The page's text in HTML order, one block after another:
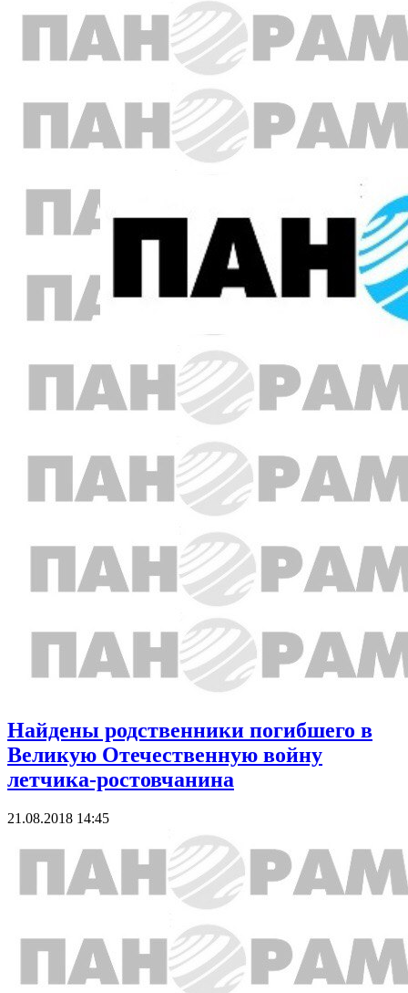
Найдены родственники погибшего в
Великую Отечественную войну
летчика-ростовчанина
21.08.2018 14:45